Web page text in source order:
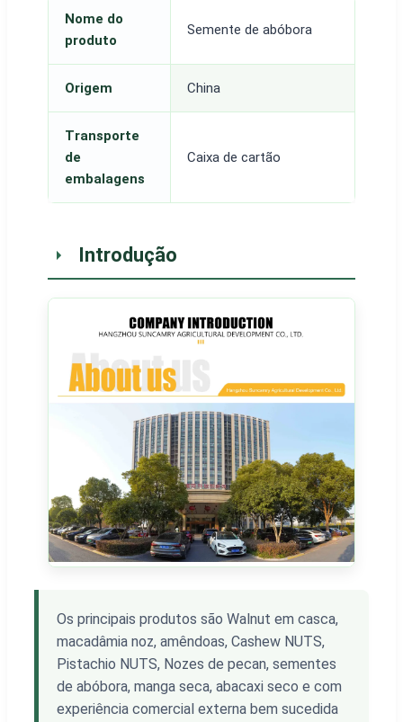
Nome do
produto
Semente de abóbora
Origem China
Transporte
de
embalagens
Caixa de cartão
Introdução
Os principais produtos são Walnut em casca,
macadâmia noz, amêndoas, Cashew NUTS,
Pistachio NUTS, Nozes de pecan, sementes
de abóbora, manga seca, abacaxi seco e com
experiência comercial externa bem sucedida